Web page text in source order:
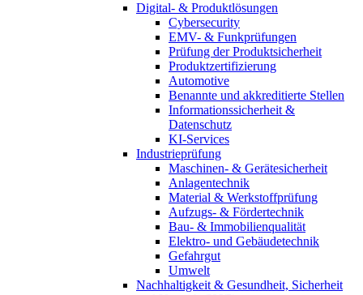
Digital- & Produktlösungen
Cybersecurity
EMV- & Funkprüfungen
Prüfung der Produktsicherheit
Produktzertifizierung
Automotive
Benannte und akkreditierte Stellen
Informationssicherheit &
Datenschutz
KI-Services
Industrieprüfung
Maschinen- & Gerätesicherheit
Anlagentechnik
Material & Werkstoffprüfung
Aufzugs- & Fördertechnik
Bau- & Immobilienqualität
Elektro- und Gebäudetechnik
Gefahrgut
Umwelt
Nachhaltigkeit & Gesundheit, Sicherheit